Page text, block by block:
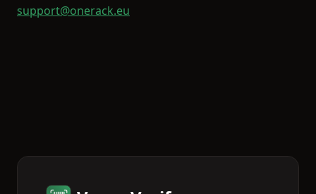
support@onerack.eu